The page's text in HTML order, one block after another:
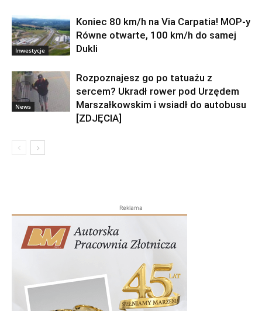
Inwestycje
Koniec 80 km/h na Via Carpatia! MOP-y
Równe otwarte, 100 km/h do samej
Dukli
News
Rozpoznajesz go po tatuażu z
sercem? Ukradł rower pod Urzędem
Marszałkowskim i wsiadł do autobusu
[ZDJĘCIA]
Reklama